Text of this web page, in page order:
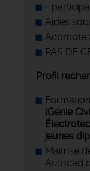
+
Aides
Acompte
PAS DE
Profil
(Génie
jeunes
Maitrise
Autocad